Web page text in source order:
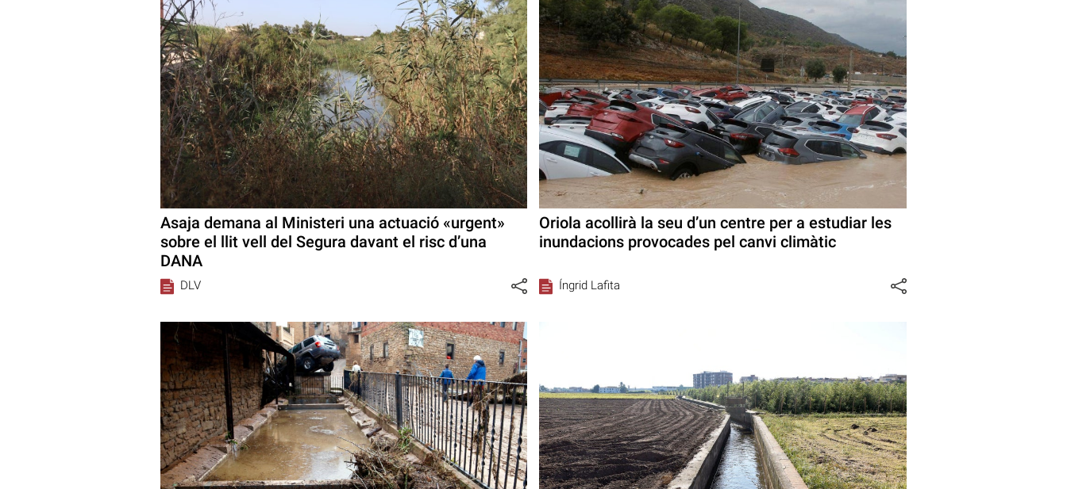
Asaja demana al Ministeri una actuació «urgent»
sobre el llit vell del Segura davant el risc d’una
DANA
DLV
Oriola acollirà la seu d’un centre per a estudiar les
inundacions provocades pel canvi climàtic
Íngrid Lafita